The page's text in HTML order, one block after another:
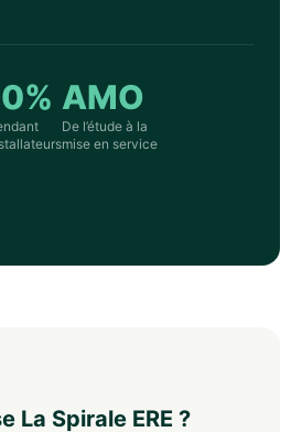
AMO
De l’étude à la
mise en service
La Spirale ERE ?